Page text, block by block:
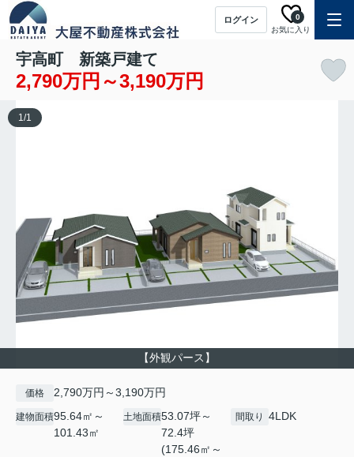
ログイン
お気に入り
0
宇高町 新築戸建て
2,790万円～3,190万円
【外観パース】
1/1
価格 2,790万円～3,190万円
建物面積95.64㎡～
101.43㎡
土地面積53.07坪～
72.4坪
(175.46㎡～
間取り 4LDK